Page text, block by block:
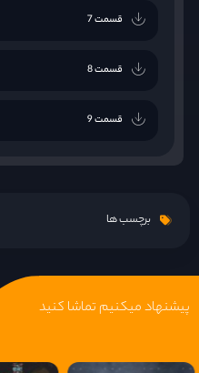
قسمت 7
قسمت 8
قسمت 9
قسمت 10
قسمت 11
برچسب ها
پیشنهاد میکنیم تماشا کنید